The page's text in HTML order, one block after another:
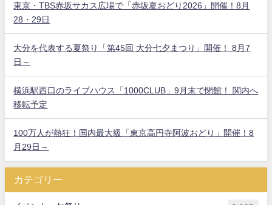
東京・TBS赤坂サカス広場で「赤坂夏おどり2026」開催！8月
28・29日
大分を代表する夏祭り「第45回 大分七夕まつり」開催！ 8月7
日～
横浜駅西口のライブハウス「1000CLUB」9月末で閉館！ 関内へ
移転予定
100万人が熱狂！国内最大級「東京高円寺阿波おどり」開催！8
月29日～
カテゴリー